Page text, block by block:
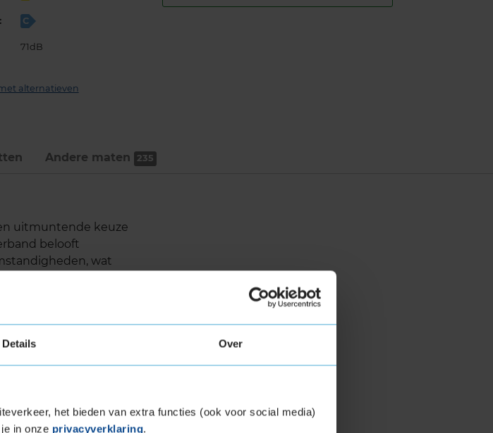
Details Over
het bieden van extra functies (ook voor social media)
in onze privacyverklaring.
C
71dB
alternatieven
Andere maten 235
uitmuntende keuze
belooft
wat
waaronder
technologie
van de